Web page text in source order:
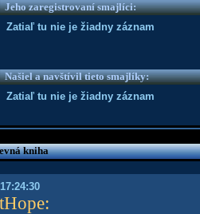
Jeho zaregistrovaní smajlíci:
Zatiaľ tu nie je žiadny záznam
Našiel a navštívil tieto smajlíky:
Zatiaľ tu nie je žiadny záznam
kniha
: